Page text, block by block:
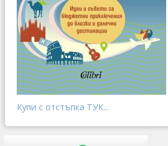
Купи с отстъпка ТУК...